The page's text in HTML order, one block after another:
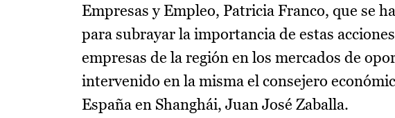
Empresas y Empleo, Patricia Franco, que se
para subrayar la importancia de estas
empresas de la región en los mercados de
intervenido en la misma el consejero
España en Shanghái, Juan José Zaballa.